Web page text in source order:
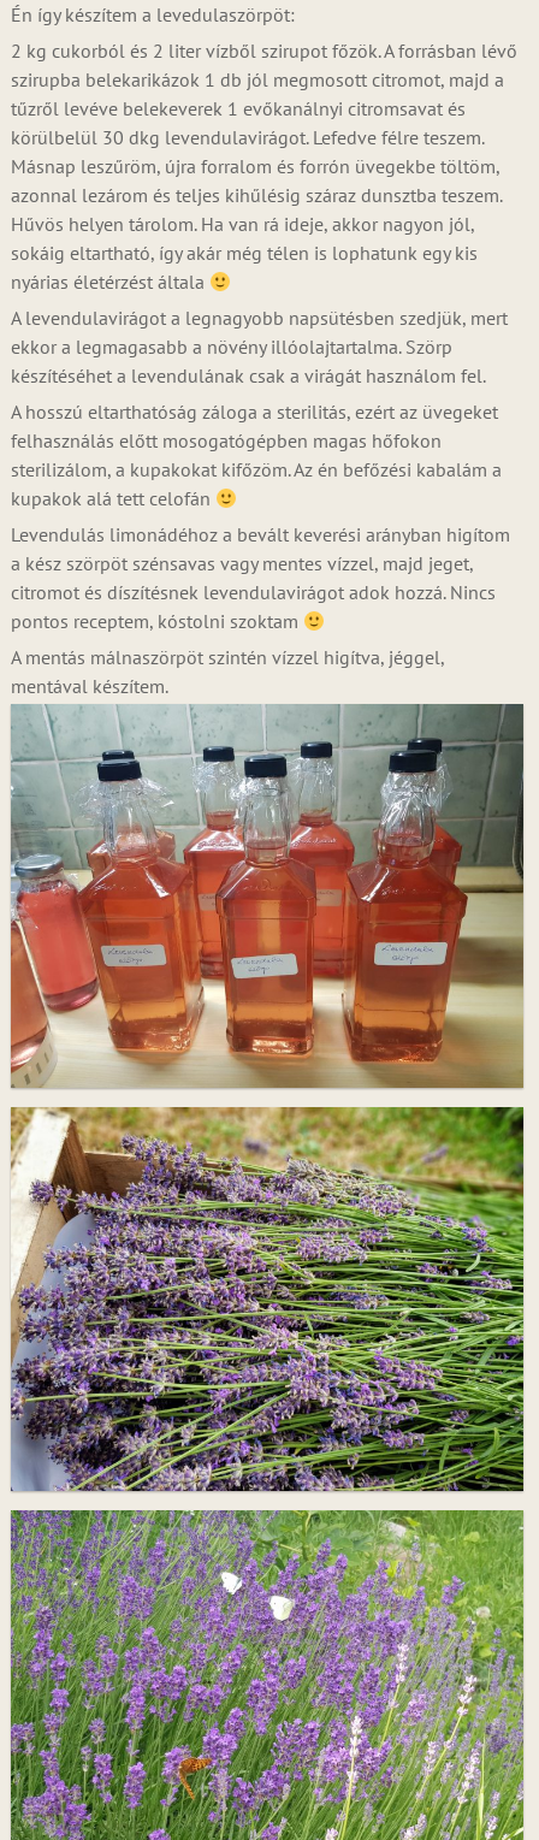
Én így készítem a levedulaszörpöt:
2 kg cukorból és 2 liter vízből szirupot főzök. A forrásban lévő
szirupba belekarikázok 1 db jól megmosott citromot, majd a
tűzről levéve belekeverek 1 evőkanálnyi citromsavat és
körülbelül 30 dkg levendulavirágot. Lefedve félre teszem.
Másnap leszűröm, újra forralom és forrón üvegekbe töltöm,
azonnal lezárom és teljes kihűlésig száraz dunsztba teszem.
Hűvös helyen tárolom. Ha van rá ideje, akkor nagyon jól,
sokáig eltartható, így akár még télen is lophatunk egy kis
nyárias életérzést általa
A levendulavirágot a legnagyobb napsütésben szedjük, mert
ekkor a legmagasabb a növény illóolajtartalma. Szörp
készítéséhet a levendulának csak a virágát használom fel.
A hosszú eltarthatóság záloga a sterilitás, ezért az üvegeket
felhasználás előtt mosogatógépben magas hőfokon
sterilizálom, a kupakokat kifőzöm. Az én befőzési kabalám a
kupakok alá tett celofán
Levendulás limonádéhoz a bevált keverési arányban higítom
a kész szörpöt szénsavas vagy mentes vízzel, majd jeget,
citromot és díszítésnek levendulavirágot adok hozzá. Nincs
pontos receptem, kóstolni szoktam
A mentás málnaszörpöt szintén vízzel higítva, jéggel,
mentával készítem.